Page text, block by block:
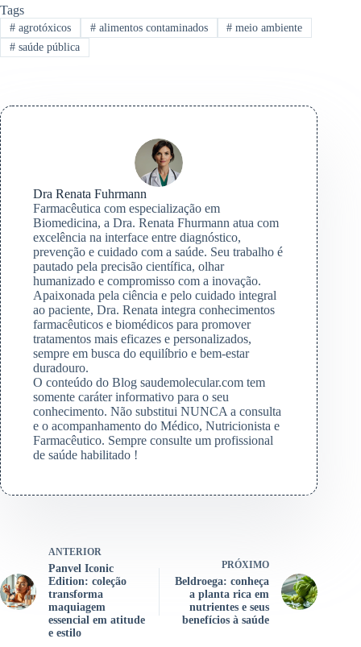
Tags
#agrotóxicos #alimentos contaminados # meio ambiente
#saúde pública
Dra Renata Fuhrmann
Farmacêutica com especialização em
Biomedicina, a Dra. Renata Fhurmann atua com
excelência na interface entre diagnóstico,
prevenção e cuidado com a saúde. Seu trabalho é
pautado pela precisão científica, olhar
humanizado e compromisso com a inovação.
Apaixonada pela ciência e pelo cuidado integral
ao paciente, Dra. Renata integra conhecimentos
farmacêuticos e biomédicos para promover
tratamentos mais eficazes e personalizados,
sempre em busca do equilíbrio e bem-estar
duradouro.
O conteúdo do Blog saudemolecular.com tem
somente caráter informativo para o seu
conhecimento. Não substitui NUNCA a consulta
e o acompanhamento do Médico, Nutricionista e
Farmacêutico. Sempre consulte um profissional
de saúde habilitado !
ANTERIOR
Panvel Iconic
Edition: coleção
transforma
maquiagem
essencial em atitude
e estilo
PRÓXIMO
Beldroega: conheça
a planta rica em
nutrientes e seus
benefícios à saúde